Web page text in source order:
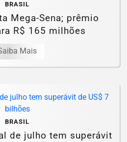
BRASIL
Mega-Sena; prêmio
R$ 165 milhões
Mais
BRASIL
de julho tem superávit